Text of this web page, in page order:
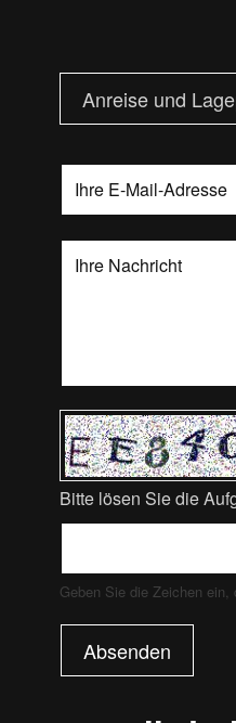
Anreise und
Bitte lösen Sie die
Geben Sie die Zeichen
Absenden